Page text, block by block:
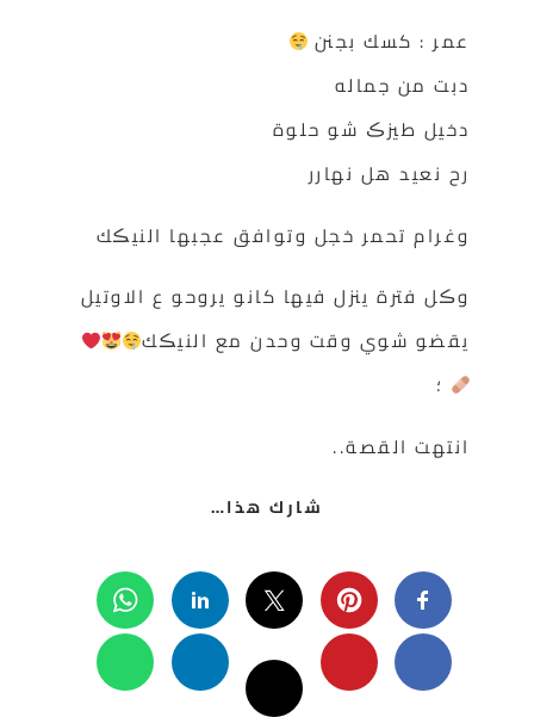
عمر : كسك بجنن
دبت من جماله
دخيل طيزڪ شو حلوة
رح نعيد هل نهارر
وغرام تحمر خجل وتوافق عجبها النيڪك
وڪل فترة ينزل فيها كانو يروحو ع الاوتيل
يقضو شوي وقت وحدن مع النيڪك
انتهت القصة..
شارك هذا…